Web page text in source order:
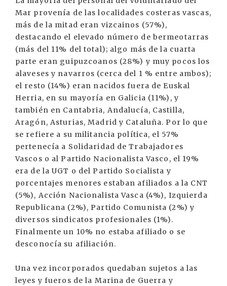
Mar provenía de las localidades costeras vascas,
más de la mitad eran vizcainos (57%),
destacando el elevado número de bermeotarras
(más del 11% del total); algo más de la cuarta
parte eran guipuzcoanos (28%) y muy pocos los
alaveses y navarros (cerca del 1 % entre ambos);
el resto (14%) eran nacidos fuera de Euskal
Herria, en su mayoría en Galicia (11%), y
también en Cantabria, Andalucía, Castilla,
Aragón, Asturias, Madrid y Cataluña. Por lo que
se refiere a su militancia política, el 57%
pertenecía a Solidaridad de Trabajadores
Vascos o al Partido Nacionalista Vasco, el 19%
era de la UGT o del Partido Socialista y
porcentajes menores estaban afiliados a la CNT
(5%), Acción Nacionalista Vasca (4%), Izquierda
Republicana (2%), Partido Comunista (2%) y
diversos sindicatos profesionales (1%).
Finalmente un 10% no estaba afiliado o se
desconocía su afiliación.
Una vez incorporados quedaban sujetos a las
leyes y fueros de la Marina de Guerra y